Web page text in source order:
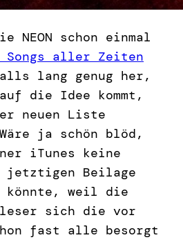
NEON schon einmal
Songs aller Zeiten
lang genug her,
die Idee kommt,
neuen Liste
ja schön blöd,
iTunes keine
jetztigen Beilage
könnte, weil die
sich die vor
fast alle besorgt